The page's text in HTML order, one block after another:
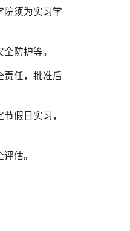
院须为实习学
防护等。
责任，批准后
假日实习，
估。